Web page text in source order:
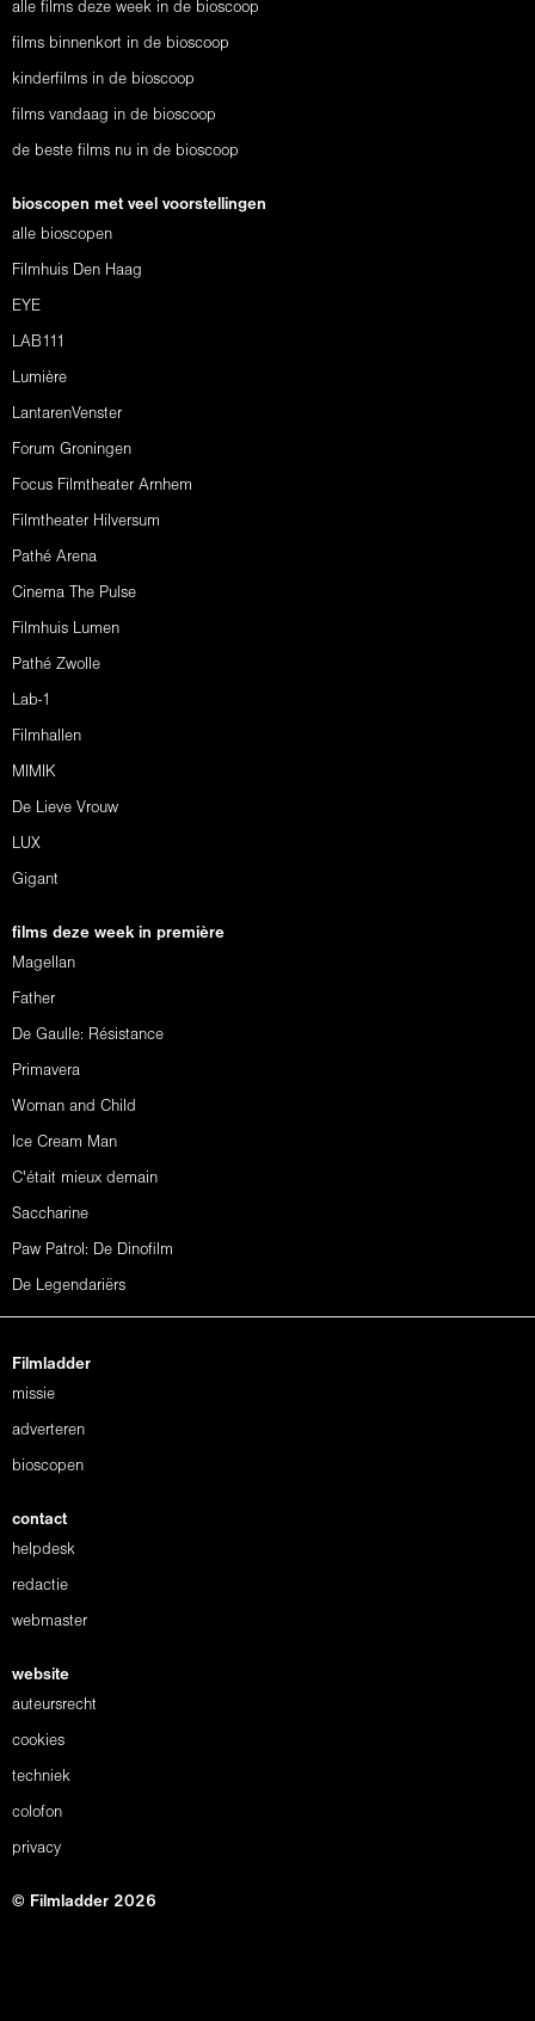
alle films deze week in de bioscoop
films binnenkort in de bioscoop
kinderfilms in de bioscoop
films vandaag in de bioscoop
de beste films nu in de bioscoop
bioscopen met veel voorstellingen
alle bioscopen
Filmhuis Den Haag
EYE
LAB111
Lumière
LantarenVenster
Forum Groningen
Focus Filmtheater Arnhem
Filmtheater Hilversum
Pathé Arena
Cinema The Pulse
Filmhuis Lumen
Pathé Zwolle
Lab-1
Filmhallen
MIMIK
De Lieve Vrouw
LUX
Gigant
films deze week in première
Magellan
Father
De Gaulle: Résistance
Primavera
Woman and Child
Ice Cream Man
C'était mieux demain
Saccharine
Paw Patrol: De Dinofilm
De Legendariërs
Filmladder
missie
adverteren
bioscopen
contact
helpdesk
redactie
webmaster
website
auteursrecht
cookies
techniek
colofon
privacy
© Filmladder 2026